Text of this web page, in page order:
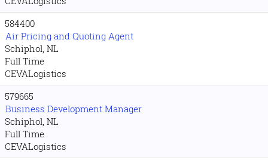
584400
Air Pricing and Quoting Agent
Schiphol, NL
Full Time
CEVALogistics
579665
Business Development Manager
Schiphol, NL
Full Time
CEVALogistics